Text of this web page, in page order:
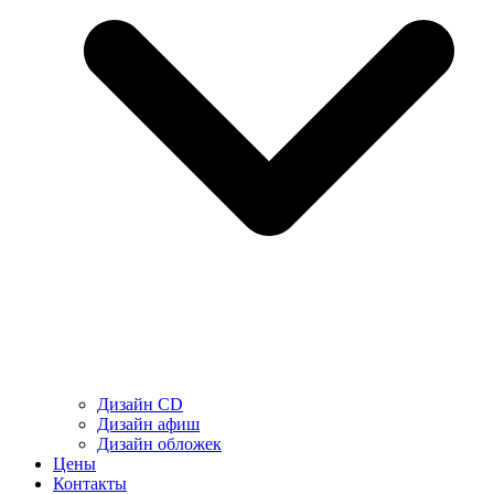
Дизайн CD
Дизайн афиш
Дизайн обложек
Цены
Контакты